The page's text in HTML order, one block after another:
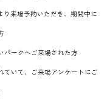
り来場予約いただき、期間中に
ークへご来場された方
いて、ご来場アンケートにご